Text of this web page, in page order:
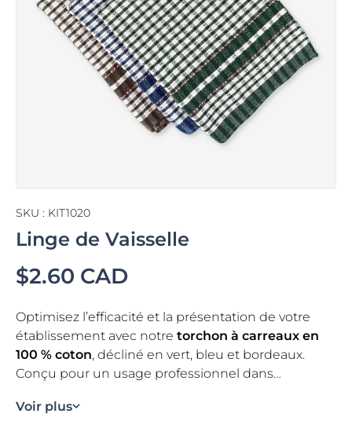
SKU : KIT1020
Linge de Vaisselle
$2.60 CAD
Optimisez l’efficacité et la présentation de votre
établissement avec notre torchon à carreaux en
100 % coton, décliné en vert, bleu et bordeaux.
Conçu pour un usage professionnel dans
institutionnelles, ce torchon absorbant et résistant
Une solution textile pratique et professionnelle
Voir plus